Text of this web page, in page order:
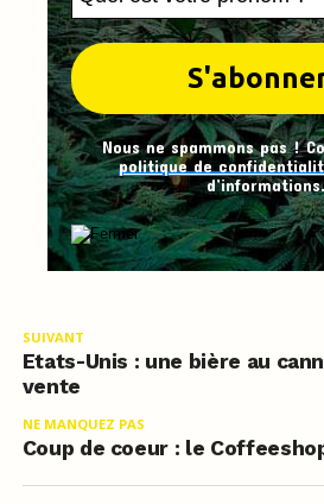
Nous ne spammons pas !
politique de
d’informations.
SUIVANT
Etats-Unis : une bière au
vente
NE MANQUEZ PAS
Coup de coeur : le